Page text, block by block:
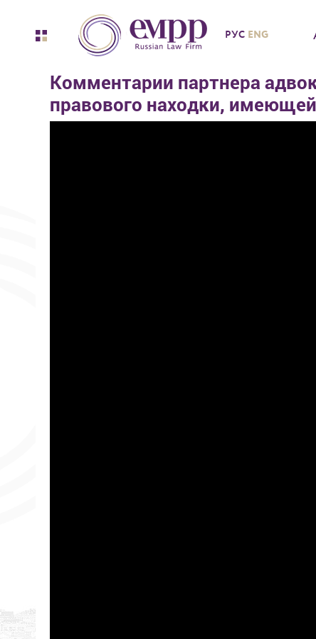
РУС ENG
Комментарии партнера
правового находки,